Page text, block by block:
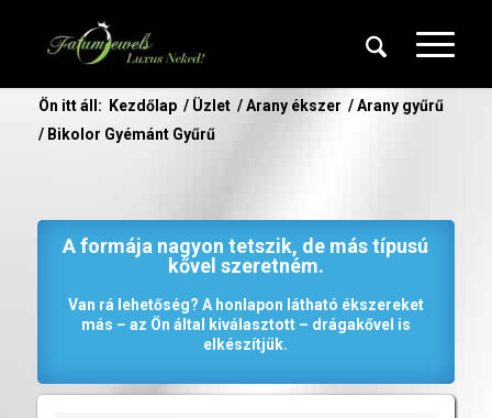
Ön itt áll: Kezdőlap / Üzlet / Arany ékszer / Arany gyűrű
/ Bikolor Gyémánt Gyűrű
A formája nagyon tetszik, de más típusú
kővel szeretném.
Van rá lehetőség? A honlapon látható ékszereket
más – az Ön által kiválasztott – drágakővel is
elkészítjük.